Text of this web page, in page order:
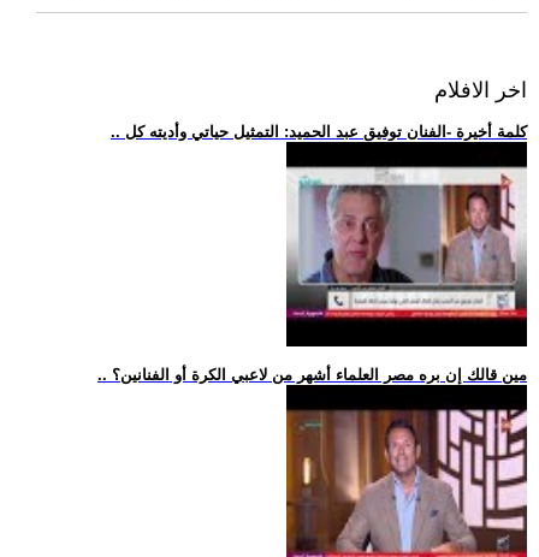
اخر الافلام
.. كلمة أخيرة -الفنان توفيق عبد الحميد: التمثيل حياتي وأديته كل
.. مين قالك إن بره مصر العلماء أشهر من لاعبي الكرة أو الفنانين؟